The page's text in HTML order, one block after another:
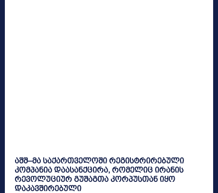
აშშ–მა საქართველოში რეგისტრირებული
კომპანია დაასანქცირა, რომელიც ირანის
რევოლუციურ გუშაგთა კორპუსთან იყო
დაკავშირებული